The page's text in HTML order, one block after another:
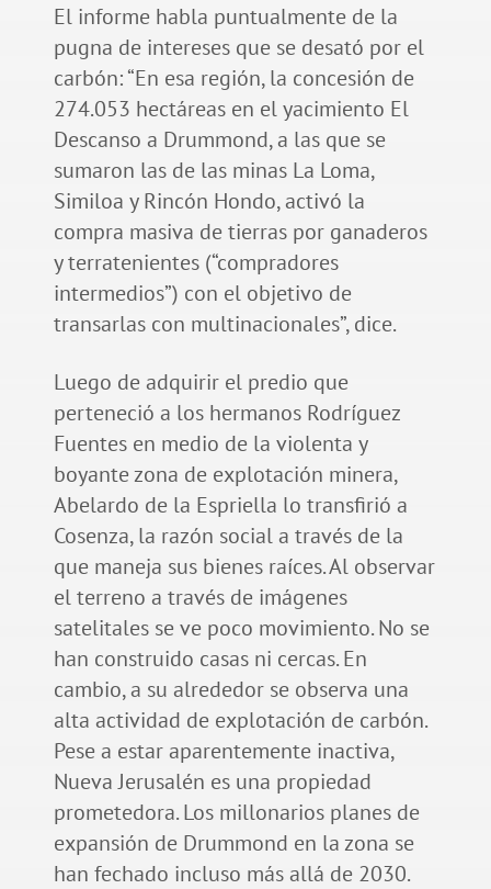
El informe habla puntualmente de la
pugna de intereses que se desató por el
carbón: “En esa región, la concesión de
274.053 hectáreas en el yacimiento El
Descanso a Drummond, a las que se
sumaron las de las minas La Loma,
Similoa y Rincón Hondo, activó la
compra masiva de tierras por ganaderos
y terratenientes (“compradores
intermedios”) con el objetivo de
transarlas con multinacionales”, dice.
Luego de adquirir el predio que
perteneció a los hermanos Rodríguez
Fuentes en medio de la violenta y
boyante zona de explotación minera,
Abelardo de la Espriella lo transfirió a
Cosenza, la razón social a través de la
que maneja sus bienes raíces. Al observar
el terreno a través de imágenes
satelitales se ve poco movimiento. No se
han construido casas ni cercas. En
cambio, a su alrededor se observa una
alta actividad de explotación de carbón.
Pese a estar aparentemente inactiva,
Nueva Jerusalén es una propiedad
prometedora. Los millonarios planes de
expansión de Drummond en la zona se
han fechado incluso más allá de 2030.